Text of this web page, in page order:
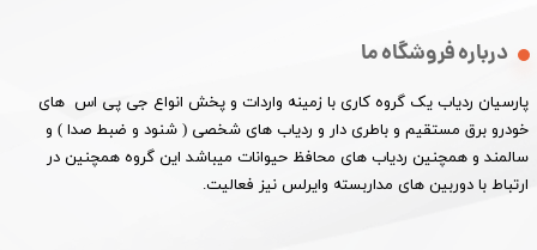
درباره فروشگاه ما
پارسیان ردیاب یک گروه کاری با زمینه واردات و پخش انواع جی پی اس های
خودرو برق مستقیم و باطری دار و ردیاب های شخصی ( شنود و ضبط صدا ) و
سالمند و همچنین ردیاب های محافظ حیوانات میباشد این گروه همچنین در
ارتباط با دوربین های مداربسته وایرلس نیز فعالیت.​​​​​​​